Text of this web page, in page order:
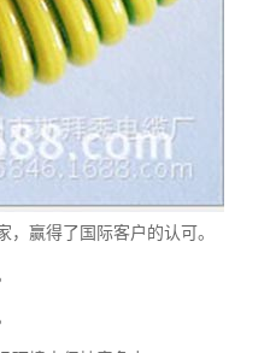
赢得了国际客户的认可。